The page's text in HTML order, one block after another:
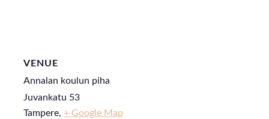
VENUE
Annalan koulun piha
Juvankatu 53
Tampere, + Google Map